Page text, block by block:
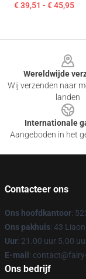
€ 39,51 - € 45,95
Wereldwijde
Wij verzenden naar
landen
Internationale
Aangeboden in het
Contacteer ons
Ons hoofdkantoor:
Ons pakhuis: 43
Uur: 21.00 uur 5.00
E-mail :
Ons bedrijf